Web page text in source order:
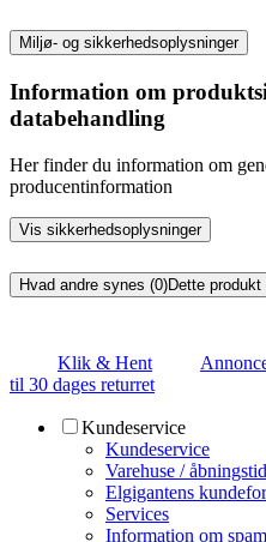
Miljø- og sikkerhedsoplysninger
Information om
databehandling
Her finder du information om
producentinformation
Vis sikkerhedsoplysninger
Hvad andre synes (0)Dette
Klik & Hent
til 30 dages returret
Kundeservice
Kundeservice
Varehuse /
Elgigantens
Services
Information om